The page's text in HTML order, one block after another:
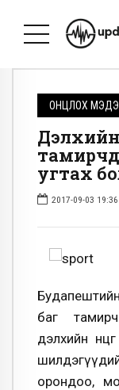
ОНЦЛОХ
угтах
2017-09-03 19:36
баг
дэлхийн
орондоо,